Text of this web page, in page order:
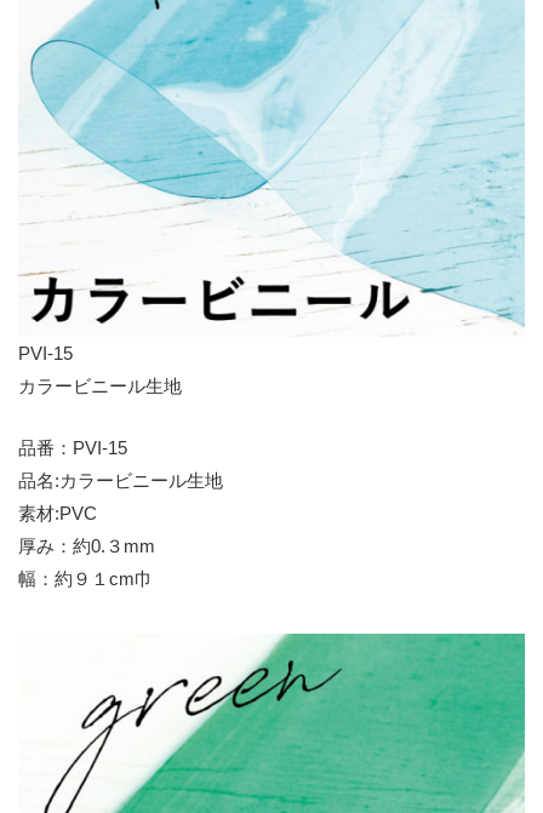
PVI-15
カラービニール生地
品番：PVI-15
品名:カラービニール生地
素材:PVC
厚み：約0.３mm
幅：約９１cm巾